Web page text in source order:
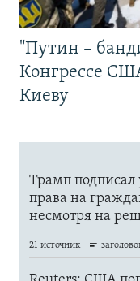
"Путин –
Конгрессе
Киеву